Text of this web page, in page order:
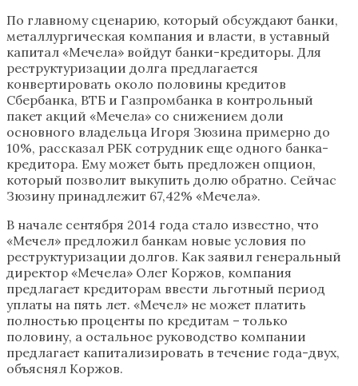
По главному сценарию, который обсуждают банки,
металлургическая компания и власти, в уставный
капитал «Мечела» войдут банки-кредиторы. Для
реструктуризации долга предлагается
конвертировать около половины кредитов
Сбербанка, ВТБ и Газпромбанка в контрольный
пакет акций «Мечела» со снижением доли
основного владельца Игоря Зюзина примерно до
10%, рассказал РБК сотрудник еще одного банка-
кредитора. Ему может быть предложен опцион,
который позволит выкупить долю обратно. Сейчас
Зюзину принадлежит 67,42% «Мечела».
В начале сентября 2014 года стало известно, что
«Мечел» предложил банкам новые условия по
реструктуризации долгов. Как заявил генеральный
директор «Мечела» Олег Коржов, компания
предлагает кредиторам ввести льготный период
уплаты на пять лет. «Мечел» не может платить
полностью проценты по кредитам – только
половину, а остальное руководство компании
предлагает капитализировать в течение года-двух,
объяснял Коржов.